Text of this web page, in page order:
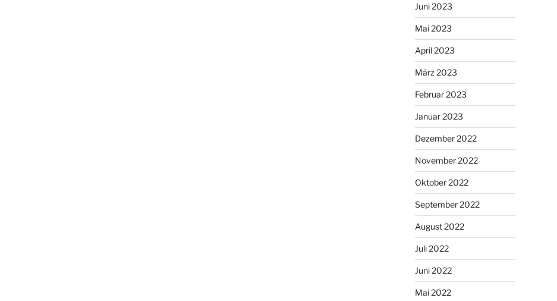
Juni 2023
Mai 2023
April 2023
März 2023
Februar 2023
Januar 2023
Dezember 2022
November 2022
Oktober 2022
September 2022
August 2022
Juli 2022
Juni 2022
Mai 2022